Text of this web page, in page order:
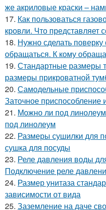
же акриловые краски –
17. Как пользоваться
кровли. Что представляет
18. Нужно сделать поверку
обращаться. К кому
19. Стандартные размеры
размеры прикроватной
20. Самодельные
Заточное приспособление
21. Можно ли под
под линолеум
22. Размеры сушилки для
сушка для посуды
23. Реле давления воды
Подключение реле
24. Размер унитаза
зависимости от вида
25. Заземление на даче